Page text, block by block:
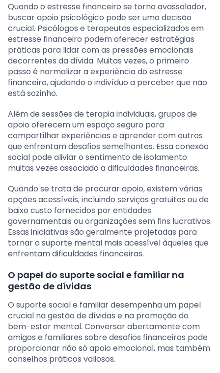
Quando o estresse financeiro se torna avassalador,
buscar apoio psicológico pode ser uma decisão
crucial. Psicólogos e terapeutas especializados em
estresse financeiro podem oferecer estratégias
práticas para lidar com as pressões emocionais
decorrentes da dívida. Muitas vezes, o primeiro
passo é normalizar a experiência do estresse
financeiro, ajudando o indivíduo a perceber que não
está sozinho.
Além de sessões de terapia individuais, grupos de
apoio oferecem um espaço seguro para
compartilhar experiências e aprender com outros
que enfrentam desafios semelhantes. Essa conexão
social pode aliviar o sentimento de isolamento
muitas vezes associado a dificuldades financeiras.
Quando se trata de procurar apoio, existem várias
opções acessíveis, incluindo serviços gratuitos ou de
baixo custo fornecidos por entidades
governamentais ou organizações sem fins lucrativos.
Essas iniciativas são geralmente projetadas para
tornar o suporte mental mais acessível àqueles que
enfrentam dificuldades financeiras.
O papel do suporte social e familiar na
gestão de dívidas
O suporte social e familiar desempenha um papel
crucial na gestão de dívidas e na promoção do
bem-estar mental. Conversar abertamente com
amigos e familiares sobre desafios financeiros pode
proporcionar não só apoio emocional, mas também
conselhos práticos valiosos.